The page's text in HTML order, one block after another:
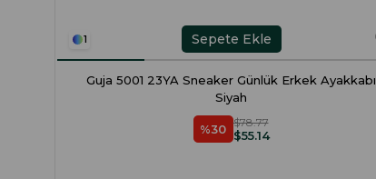
1
Guja 5001 23YA Sneaker Günlük Erkek Ayakkabı
Siyah
%30 $55.14
$78.77
Sepete Ekle